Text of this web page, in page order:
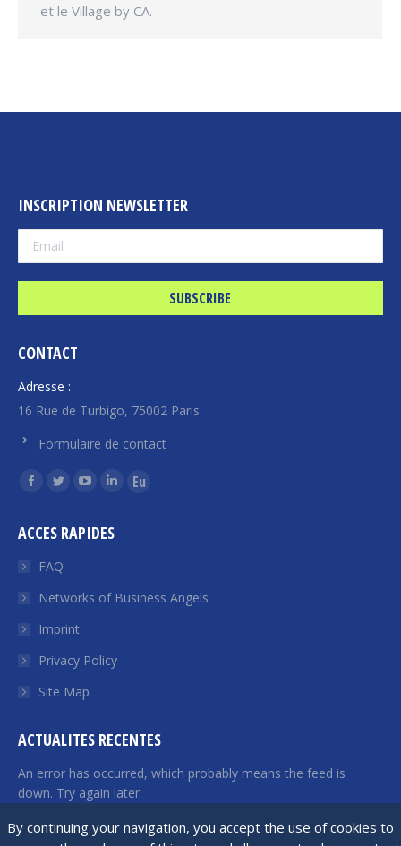
By continuing your navigation, you accept the use of cookies to
et le Village by CA.
INSCRIPTION NEWSLETTER
CONTACT
Adresse :
16 Rue de Turbigo, 75002 Paris
Formulaire de contact
Find us on:
Facebook
opens
window
Twitter
opens
in
window
YouTube
opens
window
Linkedin
opens
window
Euroquity
window
ACCES RAPIDES
FAQ
Networks of Business Angels
Imprint
Privacy Policy
Site Map
ACTUALITES RECENTES
An error has occurred, which probably means the feed is
down. Try again later.